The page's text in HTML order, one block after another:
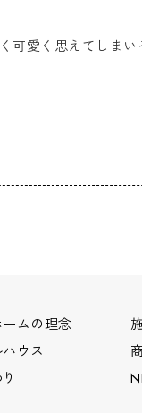
愛く思えてしまい
ムの理念
ウス